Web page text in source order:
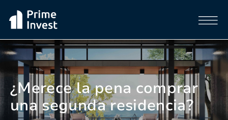
¿Merece la pena comprar
una segunda residencia?